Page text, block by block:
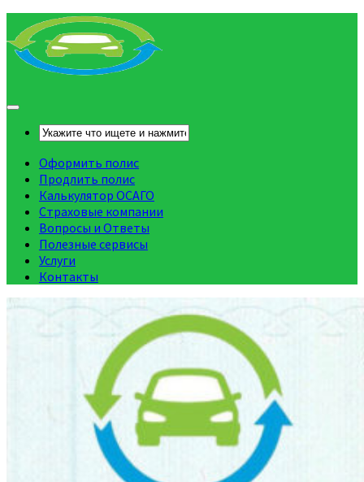
Оформить полис
Продлить полис
Калькулятор ОСАГО
Страховые компании
Вопросы и Ответы
Полезные сервисы
Услуги
Контакты